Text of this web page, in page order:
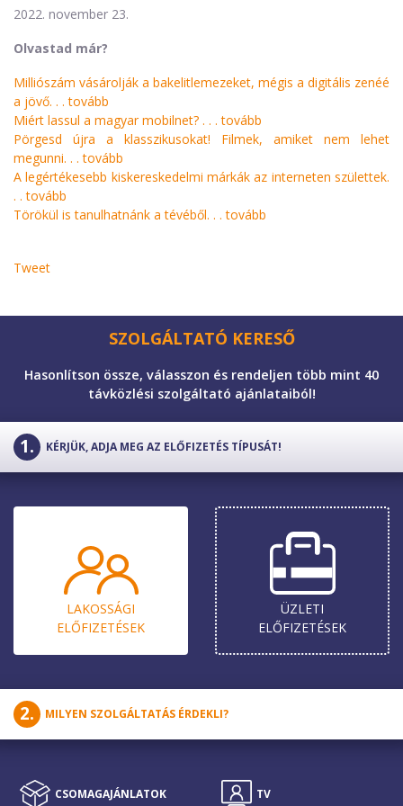
2022. november 23.
Olvastad már?
Milliószám vásárolják a bakelitlemezeket, mégis a digitális zenéé
a jövő. . .tovább
Miért lassul a magyar mobilnet? . . .tovább
Pörgesd újra a klasszikusokat! Filmek, amiket nem lehet
megunni. . .tovább
A legértékesebb kiskereskedelmi márkák az interneten születtek.
. . tovább
Törökül is tanulhatnánk a tévéből. . .tovább
Tweet
SZOLGÁLTATÓ KERESŐ
Hasonlítson össze, válasszon és rendeljen több mint 40
távközlési szolgáltató ajánlataiból!
KÉRJÜK, ADJA MEG AZ ELŐFIZETÉS TÍPUSÁT!
LAKOSSÁGI
ELŐ­FIZETÉSEK
ÜZLETI
ELŐ­FIZETÉSEK
MILYEN SZOLGÁLTATÁS ÉRDEKLI?
CSOMAG­AJÁNLATOK TV
CSOMAG­AJÁNLATOK MOBIL